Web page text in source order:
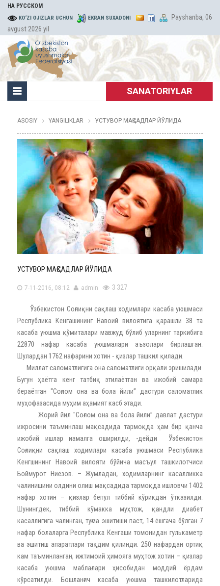
НА РУССКОМ
KO‘ZI OJIZLAR UCHUN EKRAN SUXADONI
Payshanba, 06
avgust 2026 yil
SANATORIYLAR
ASOSIY YANGILIKLAR УСТУВОР МАҚСАДЛАР ЙЎЛИДА
УСТУВОР МАҚСАДЛАР ЙЎЛИДА
7-11-2016, 08:12 admin 3 327
Ўзбекистон Соғлиқни сақлаш ходимлари касаба уюшмаси
Республика Кенгашининг Навоий вилоятига қарашли 38 та
касаба уюшма қўмиталари мавжуд бўлиб уларнинг таркибига
22870 нафар касаба уюшмалари аъзолари бирлашган.
Шулардан 1762 нафарини хотин - қизлар ташкил қилади.
Миллат саломатлигига она саломатлиги орқали эришилади.
Бугун ҳаётга кенг татбиқ этилаётган ва ижобий самара
бераётган "Соғлом она ва бола йили” дастури саломатлик
муҳофазасида муҳим аҳамият касб этади.
Жорий йил "Соғлом она ва бола йили” давлат дастури
ижросини таъминлаш мақсадида тармоқда ҳам бир қанча
ижобий ишлар иамалга оширилди, -дейди Ўзбекистон
Соғлиқни сақлаш ходимлари касаба уюшмаси Республика
Кенгшининг Навоий вилояти бўйича масъул ташкилотчиси
Боймурот Ниёзов. – Жумладан, ходимларнинг касалликка
чалинишини олдини олиш мақсадида тармоқда ишловчи 1402
нафар хотин – қизлар бепул тиббий кўрикдан ўтказилди.
Шунингдек, тиббий кўмакка муҳтож, қандли диабет
касаллигига чалинган, туғма эшитиши паст, 14 ёшгача бўлган 7
нафар болаларга Республика Кенгаши томонидан гулькаметр
ва эшитиш апаратлари тақдим қилинди. 250 нафардан ортиқ
кам таъминланган, ижтимоий ҳимояга муҳтож хотин – қизлар
касаба уюшма маблағлари ҳисобидан моддий ёрдам
кўрсатилди. Бошланғич касаба уюшма ташкилотларида